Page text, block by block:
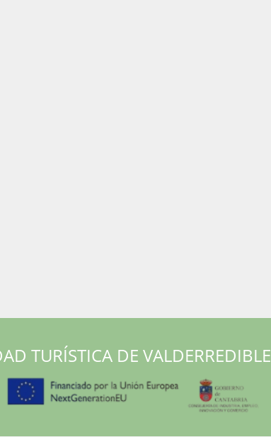
TURÍSTICA DE VALDERREDIBLE